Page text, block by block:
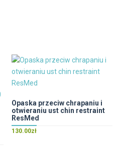
Opaska przeciw chrapaniu i
otwieraniu ust chin restraint
ResMed
130.00zł